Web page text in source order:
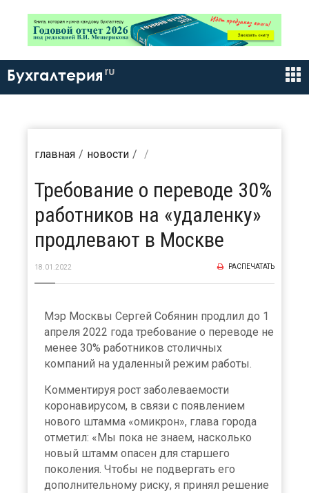
Бухгалтерия ru
главная новости
Требование о переводе 30%
работников на «удаленку»
продлевают в Москве
18.01.2022 РАСПЕЧАТАТЬ
Мэр Москвы Сергей Собянин продлил до 1
апреля 2022 года требование о переводе не
менее 30% работников столичных
компаний на удаленный режим работы.
Комментируя рост заболеваемости
коронавирусом, в связи с появлением
нового штамма «омикрон», глава города
отметил: «Мы пока не знаем, насколько
новый штамм опасен для старшего
поколения. Чтобы не подвергать его
дополнительному риску, я принял решение